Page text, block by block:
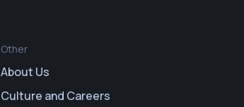
Other
About Us
Culture and Careers